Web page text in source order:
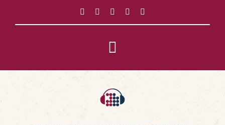
springen
Toggle
Navigation
Impressum